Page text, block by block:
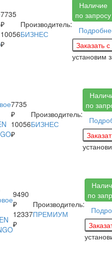
7735
₽
10056
₽
Производитель:
БИЗНЕС
Наличие
по запросу
установим
7735
₽
10056
₽
Производитель:
БИЗНЕС
по
9490
₽
12337
₽
Производитель:
ПРЕМИУМ
по